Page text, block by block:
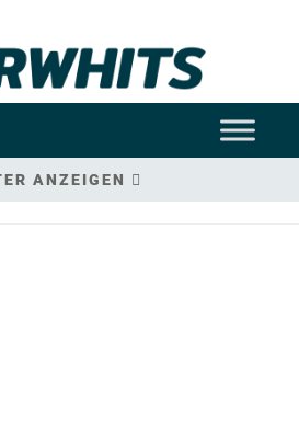
ANZEIGEN